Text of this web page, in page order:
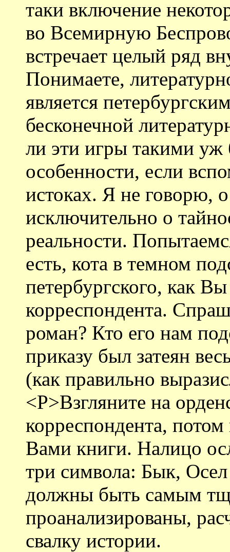
таки включение
во Всемирную
встречает целый ряд
Понимаете,
является
бесконечной
ли эти игры такими
особенности, если
истоках. Я не говорю,
исключительно о
реальности.
есть, кота в темном
петербургского, как
корреспондента.
роман? Кто его нам
приказу был затеян
(как правильно
<P>Взгляните на
корреспондента,
Вами книги. Налицо
три символа: Бык,
должны быть самым
проанализированы,
свалку истории.